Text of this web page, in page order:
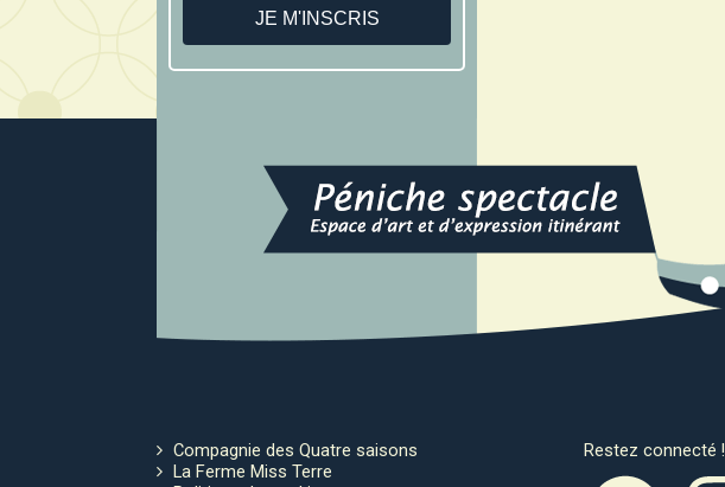
Compagnie des Quatre saisons
La Ferme Miss Terre
Restez connecté !